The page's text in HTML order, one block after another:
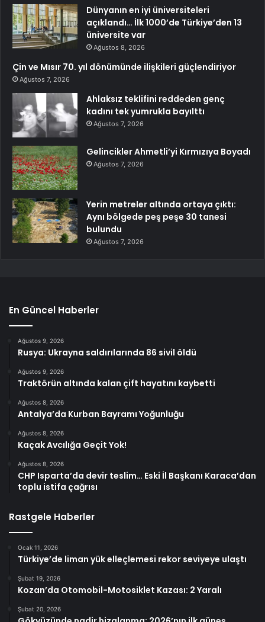
Dünyanın en iyi üniversiteleri
açıklandı… İlk 1000’de Türkiye’den 13
üniversite var
Ağustos 8, 2026
Çin ve Mısır 70. yıl dönümünde ilişkileri güçlendiriyor
Ağustos 7, 2026
Ahlaksız teklifini reddeden genç
kadını tek yumrukla bayılttı
Ağustos 7, 2026
Gelincikler Ahmetli’yi Kırmızıya Boyadı
Ağustos 7, 2026
Yerin metreler altında ortaya çıktı:
Aynı bölgede peş peşe 30 tanesi
bulundu
Ağustos 7, 2026
En Güncel Haberler
Ağustos 9, 2026
Rusya: Ukrayna saldırılarında 86 sivil öldü
Ağustos 9, 2026
Traktörün altında kalan çift hayatını kaybetti
Ağustos 8, 2026
Antalya’da Kurban Bayramı Yoğunluğu
Ağustos 8, 2026
Kaçak Avcılığa Geçit Yok!
Ağustos 8, 2026
CHP Isparta’da devir teslim… Eski İl Başkanı Karaca’dan
toplu istifa çağrısı
Rastgele Haberler
Ocak 11, 2026
Türkiye’de liman yük elleçlemesi rekor seviyeye ulaştı
Şubat 19, 2026
Kozan’da Otomobil-Motosiklet Kazası: 2 Yaralı
Şubat 20, 2026